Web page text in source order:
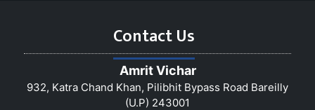
Contact Us
Amrit Vichar
932, Katra Chand Khan, Pilibhit Bypass Road Bareilly
(U.P) 243001